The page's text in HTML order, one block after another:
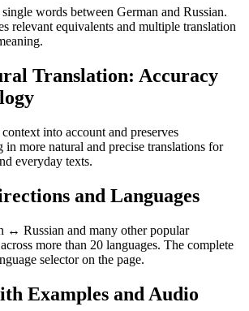
words between German and Russian.
relevant equivalents and multiple translation
Translation: Accuracy
into account and preserves
in more natural and precise translations for
everyday texts.
and Languages
↔ Russian and many other popular
more than 20 languages. The complete
selector on the page.
Examples and Audio